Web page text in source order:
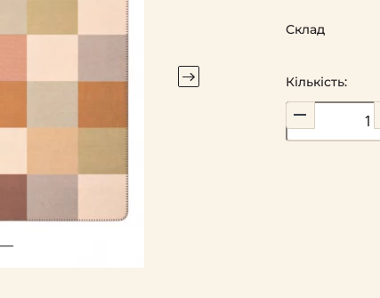
Кількість:
Склад